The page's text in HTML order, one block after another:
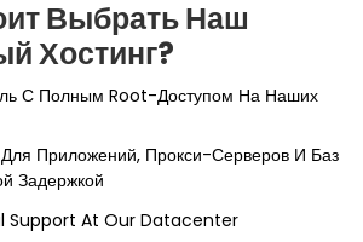
Выбрать Наш
Хостинг?
С Полным Root-Доступом На Наших
Для Приложений, Прокси-Серверов И Баз
Задержкой
Support At Our Datacenter